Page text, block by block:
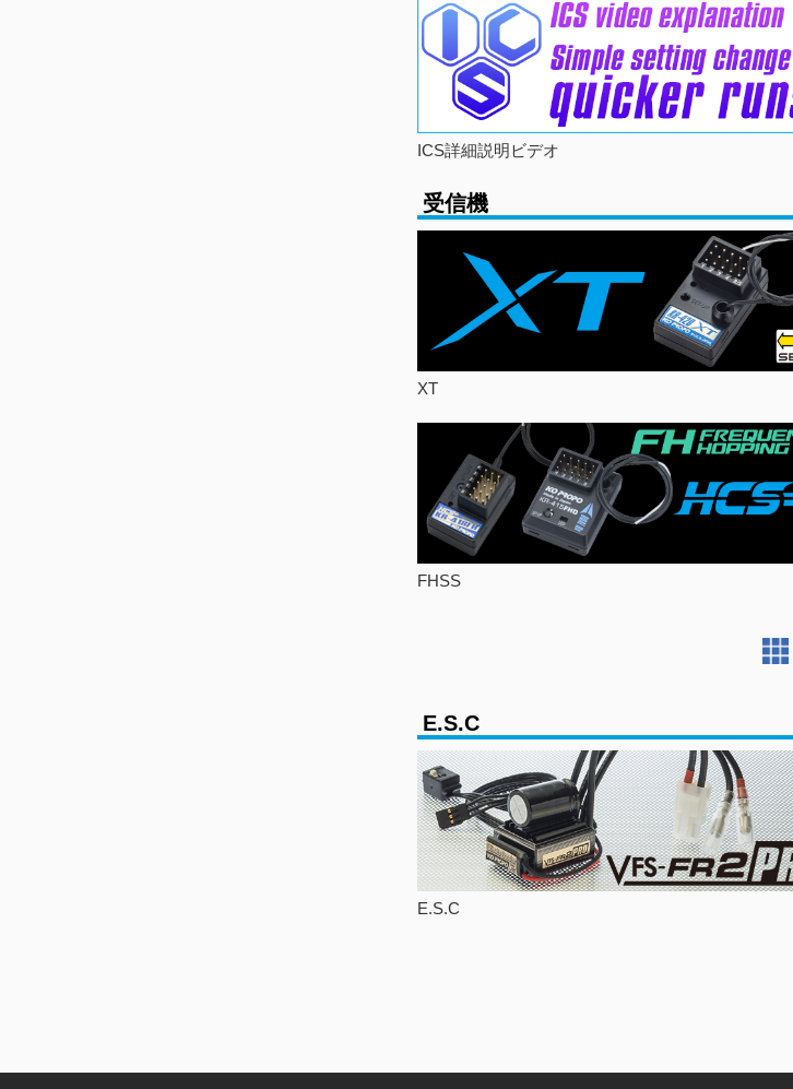
ICS詳細説明ビデオ
受信機
XT
FHSS
E.S.C
E.S.C